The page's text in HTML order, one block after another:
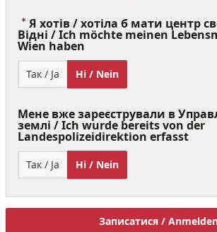
Я хотів / хотіла б мати центр
Відні / Ich möchte meinen
Wien haben
Required)
Так / Ja Ні / Nein
Мене вже зареєстрували в
землі / Ich wurde bereits von der
Landespolizeidirektion erfasst
Так / Ja Ні / Nein
Записатися /